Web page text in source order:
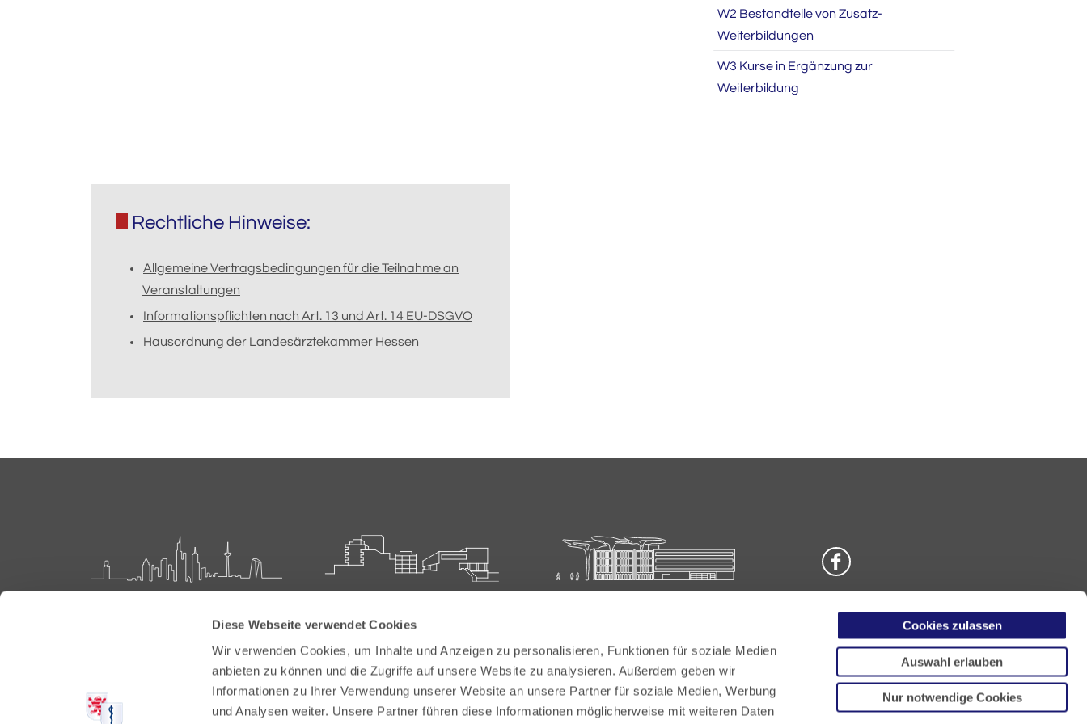
Diese Webseite verwendet Cookies
Wir verwenden Cookies, um Inhalte und Anzeigen zu personalisieren, Funktionen für soziale Medien
anbieten zu können und die Zugriffe auf unsere Website zu analysieren. Außerdem geben wir
Informationen zu Ihrer Verwendung unserer Website an unsere Partner für soziale Medien, Werbung
und Analysen weiter. Unsere Partner führen diese Informationen möglicherweise mit weiteren Daten
Cookies zulassen
Auswahl erlauben
Nur notwendige Cookies
W2 Bestandteile von Zusatz-
Weiterbildungen
W3 Kurse in Ergänzung zur
Weiterbildung
Rechtliche Hinweise:
Allgemeine Vertragsbedingungen für die Teilnahme an
Veranstaltungen
Informationspflichten nach Art. 13 und Art. 14 EU-DSGVO
Hausordnung der Landesärztekammer Hessen
Postfach 60 05 66
60335 Frankfurt
Carl-Oelemann-Weg 5
Tel:+49 6032 782-200
Carl-Oelemann-Weg 5
Tel: +49 6032 782-100